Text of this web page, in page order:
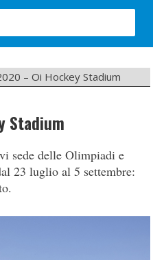
– Oi Hockey Stadium
Stadium
sede delle Olimpiadi e
23 luglio al 5 settembre: